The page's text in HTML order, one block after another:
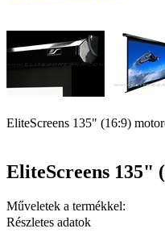
EliteScreens 135" (16:9)
EliteScreens 135"
Műveletek a termékkel:
Részletes adatok